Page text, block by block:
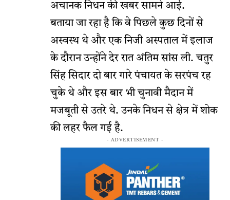
अचानक निधन की खबर सामने आई.
बताया जा रहा है कि वे पिछले कुछ दिनों से
अस्वस्थ थे और एक निजी अस्पताल में इलाज
के दौरान उन्होंने देर रात अंतिम सांस ली. चतुर
सिंह सिदार दो बार गारे पंचायत के सरपंच रह
चुके थे और इस बार भी चुनावी मैदान में
मजबूती से उतरे थे. उनके निधन से क्षेत्र में शोक
की लहर फैल गई है.
- ADVERTISEMENT -